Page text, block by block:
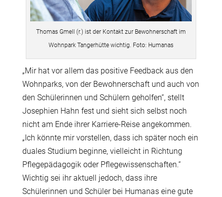
Thomas Gmell (r.) ist der Kontakt zur Bewohnerschaft im
Wohnpark Tangerhütte wichtig. Foto: Humanas
„Mir hat vor allem das positive Feedback aus den
Wohnparks, von der Bewohnerschaft und auch von
den Schülerinnen und Schülern geholfen“, stellt
Josephien Hahn fest und sieht sich selbst noch
nicht am Ende ihrer Karriere-Reise angekommen.
„Ich könnte mir vorstellen, dass ich später noch ein
duales Studium beginne, vielleicht in Richtung
Pflegepädagogik oder Pflegewissenschaften.“
Wichtig sei ihr aktuell jedoch, dass ihre
Schülerinnen und Schüler bei Humanas eine gute